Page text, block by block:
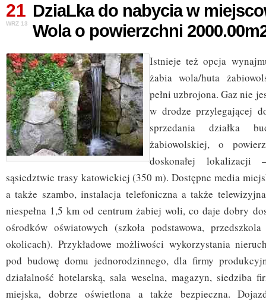
21
WRZ 13
DziaLka do nabycia w
Wola o powierzchni
Istnieje też opcja
żabia wola/huta
pełni uzbrojona. Gaz nie
w drodze przylegającej
sprzedania działka
żabiowolskiej, o
doskonałej lokalizacji
sąsiedztwie trasy katowickiej (350 m). Dostępne media
a także szambo, instalacja telefoniczna a także
niespełna 1,5 km od centrum żabiej woli, co daje dobry
ośrodków oświatowych (szkoła podstawowa,
okolicach). Przykładowe możliwości wykorzystania
pod budowę domu jednorodzinnego, dla firmy
działalność hotelarską, sala weselna, magazyn, siedziba
miejska, dobrze oświetlona a także bezpieczna.